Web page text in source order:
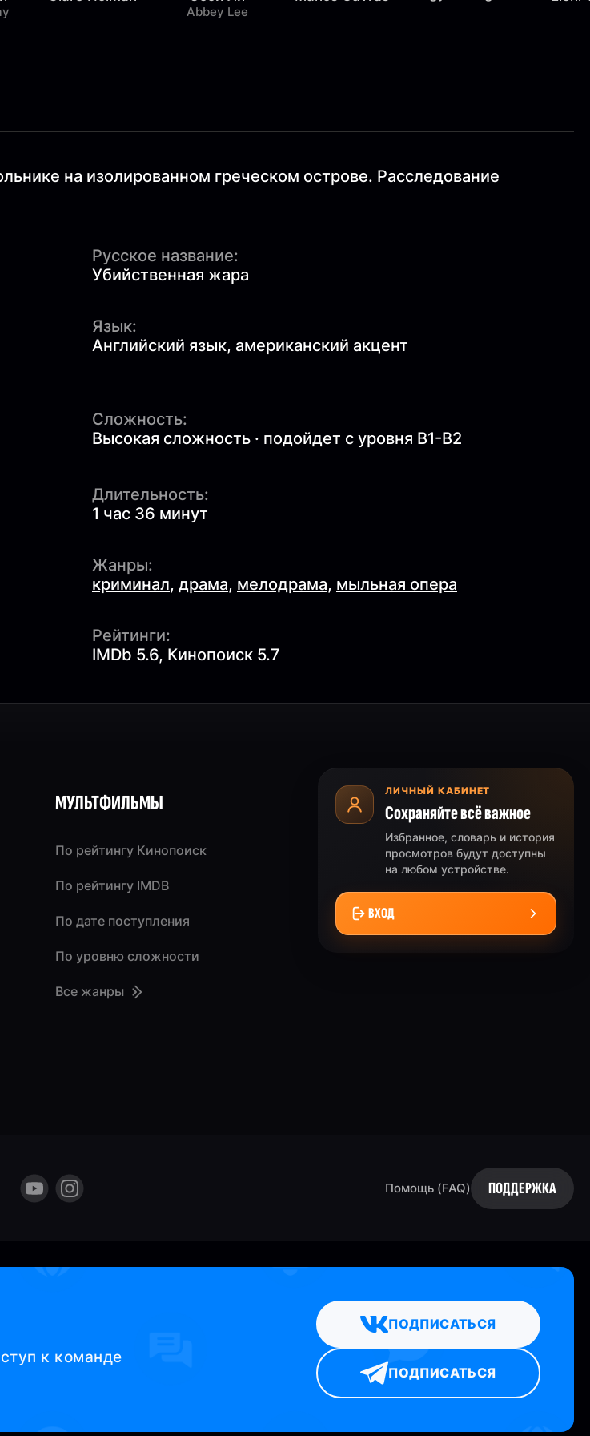
Abbey Lee
на изолированном греческом острове. Расследование
Русское название:
Убийственная жара
Язык:
Английский язык, американский акцент
Сложность:
Высокая сложность · подойдет с уровня B1-B2
Длительность:
1 час 36 минут
Жанры:
криминал, драма, мелодрама, мыльная опера
Рейтинги:
IMDb 5.6, Кинопоиск 5.7
МУЛЬТФИЛЬМЫ
По рейтингу Кинопоиск
По рейтингу IMDB
По дате поступления
По уровню сложности
Все жанры
ЛИЧНЫЙ КАБИНЕТ
Сохраняйте всё важное
Избранное, словарь и история
просмотров будут доступны
на любом устройстве.
ВХОД
Помощь (FAQ) ПОДДЕРЖКА
к команде
ПОДПИСАТЬСЯ
ПОДПИСАТЬСЯ